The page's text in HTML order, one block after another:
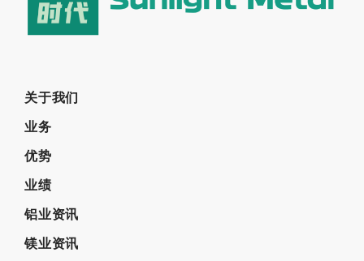
关于我们
业务
优势
业绩
铝业资讯
镁业资讯